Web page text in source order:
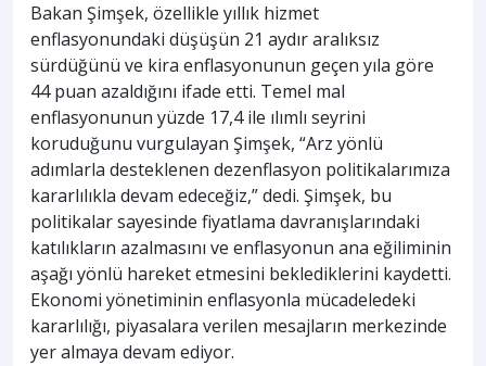
Bakan Şimşek, özellikle yıllık hizmet
enflasyonundaki düşüşün 21 aydır aralıksız
sürdüğünü ve kira enflasyonunun geçen yıla göre
44 puan azaldığını ifade etti. Temel mal
enflasyonunun yüzde 17,4 ile ılımlı seyrini
koruduğunu vurgulayan Şimşek, “Arz yönlü
adımlarla desteklenen dezenflasyon politikalarımıza
kararlılıkla devam edeceğiz,” dedi. Şimşek, bu
politikalar sayesinde fiyatlama davranışlarındaki
katılıkların azalmasını ve enflasyonun ana eğiliminin
aşağı yönlü hareket etmesini beklediklerini kaydetti.
Ekonomi yönetiminin enflasyonla mücadeledeki
kararlılığı, piyasalara verilen mesajların merkezinde
yer almaya devam ediyor.